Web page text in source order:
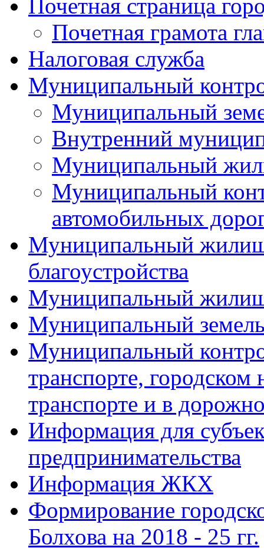
Почетная страница
Почетная грамота
Налоговая служба
Муниципальный
Муниципальный
Внутренний
Муниципальный
Муниципальный
автомобильных
Муниципальный
благоустройства
Муниципальный
Муниципальный
Муниципальный
транспорте, городском
транспорте и в
Информация для
предпринимательства
Информация ЖКХ
Формирование
Болхова на 2018 - 25 гг.